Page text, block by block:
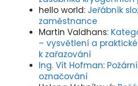
hello world: Jeřábník
zaměstnance
Martin Valdhans:
– vysvětlení a
k zařazování
Ing. Vít Hofman:
označování